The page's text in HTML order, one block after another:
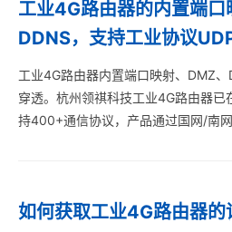
工业4G路由器的内置端口
DDNS，支持工业协议
工业4G路由器内置端口映射、DMZ
穿透。杭州领祺科技工业4G路由器
持400+通信协议，产品通过国网/南网
如何获取工业4G路由器的